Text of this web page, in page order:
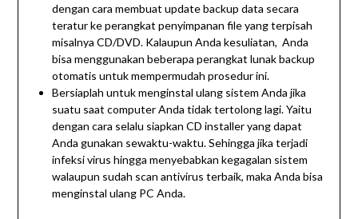
dengan cara membuat update backup data secara
teratur ke perangkat penyimpanan file yang terpisah
misalnya CD/DVD. Kalaupun Anda kesuliatan, Anda
bisa menggunakan beberapa perangkat lunak backup
otomatis untuk mempermudah prosedur ini.
Bersiaplah untuk menginstal ulang sistem Anda jika
suatu saat computer Anda tidak tertolong lagi. Yaitu
dengan cara selalu siapkan CD installer yang dapat
Anda gunakan sewaktu-waktu. Sehingga jika terjadi
infeksi virus hingga menyebabkan kegagalan sistem
walaupun sudah scan antivirus terbaik, maka Anda bisa
menginstal ulang PC Anda.